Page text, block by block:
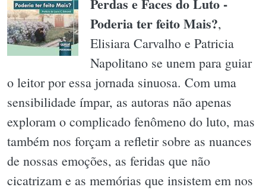
Perdas e Faces do Luto -
Poderia ter feito Mais?,
Elisiara Carvalho e Patricia
Napolitano se unem para guiar
o leitor por essa jornada sinuosa. Com uma
sensibilidade ímpar, as autoras não apenas
exploram o complicado fenômeno do luto, mas
também nos forçam a refletir sobre as nuances
de nossas emoções, as feridas que não
cicatrizam e as memórias que insistem em nos